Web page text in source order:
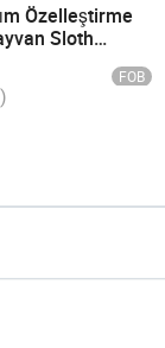
Özelleştirme
Sloth
Oyuncak
FOB